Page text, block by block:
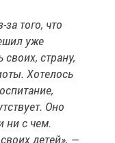
того, что
уже
страну,
Хотелось
Оно
ни с чем.
детей», —